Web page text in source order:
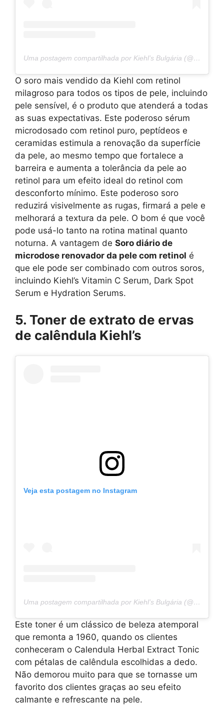
Uma postagem compartilhada por Kiehl’s Bulgária (@kiehls.bg)
O soro mais vendido da Kiehl com retinol
milagroso para todos os tipos de pele, incluindo
pele sensível, é o produto que atenderá a todas
as suas expectativas. Este poderoso sérum
microdosado com retinol puro, peptídeos e
ceramidas estimula a renovação da superfície
da pele, ao mesmo tempo que fortalece a
barreira e aumenta a tolerância da pele ao
retinol para um efeito ideal do retinol com
desconforto mínimo. Este poderoso soro
reduzirá visivelmente as rugas, firmará a pele e
melhorará a textura da pele. O bom é que você
pode usá-lo tanto na rotina matinal quanto
noturna. A vantagem de Soro diário de
microdose renovador da pele com retinol é
que ele pode ser combinado com outros soros,
incluindo Kiehl’s Vitamin C Serum, Dark Spot
Serum e Hydration Serums.
5. Toner de extrato de ervas
de calêndula Kiehl’s
Veja esta postagem no Instagram
Uma postagem compartilhada por Kiehl’s Bulgária (@kiehls.bg)
Este toner é um clássico de beleza atemporal
que remonta a 1960, quando os clientes
conheceram o Calendula Herbal Extract Tonic
com pétalas de calêndula escolhidas a dedo.
Não demorou muito para que se tornasse um
favorito dos clientes graças ao seu efeito
calmante e refrescante na pele.